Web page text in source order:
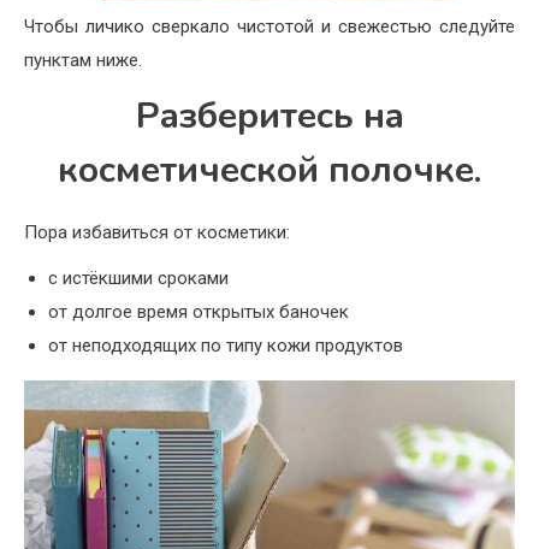
Чтобы личико сверкало чистотой и свежестью следуйте
пунктам ниже.
Разберитесь на
косметической полочке.
Пора избавиться от косметики:
с истёкшими сроками
от долгое время открытых баночек
от неподходящих по типу кожи продуктов